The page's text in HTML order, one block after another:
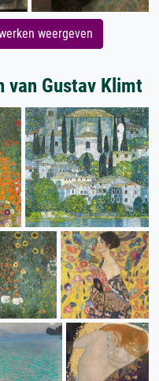
weergeven
van Gustav Klimt